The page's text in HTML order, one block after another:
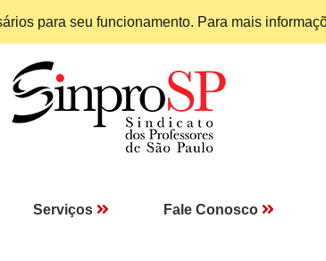
para seu funcionamento. Para mais
Serviços Fale Conosco